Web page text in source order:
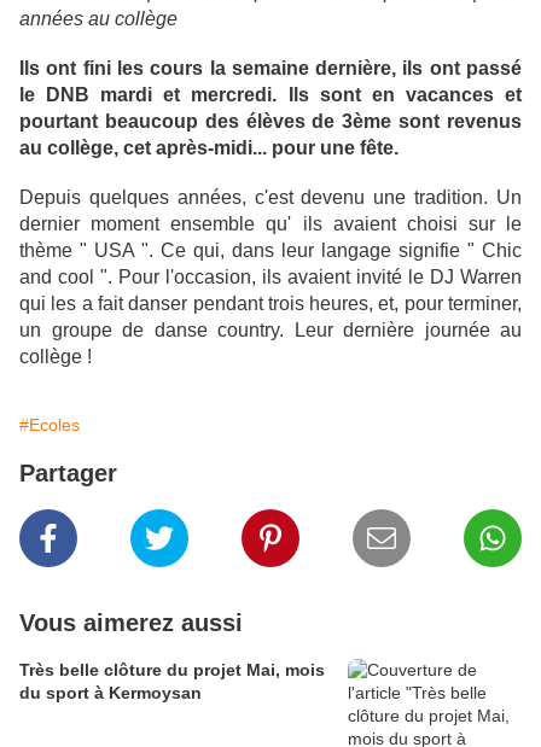
années au collège
Ils ont fini les cours la semaine dernière, ils ont passé
le DNB mardi et mercredi. Ils sont en vacances et
pourtant beaucoup des élèves de 3ème sont revenus
au collège, cet après-midi... pour une fête.
Depuis quelques années, c'est devenu une tradition. Un
dernier moment ensemble qu' ils avaient choisi sur le
thème " USA ". Ce qui, dans leur langage signifie " Chic
and cool ". Pour l'occasion, ils avaient invité le DJ Warren
qui les a fait danser pendant trois heures, et, pour terminer,
un groupe de danse country. Leur dernière journée au
collège !
#Ecoles
Partager
Vous aimerez aussi
Très belle clôture du projet Mai, mois
du sport à Kermoysan